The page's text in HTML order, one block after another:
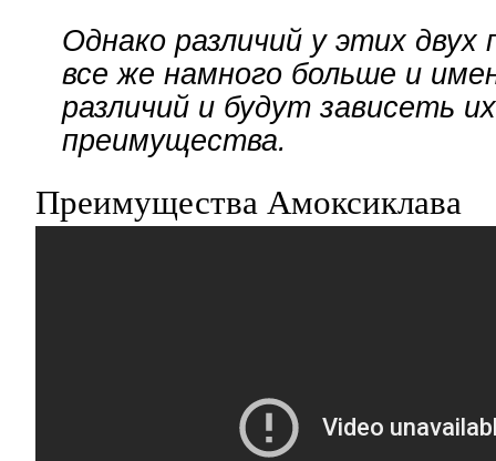
Однако различий у этих двух
все же намного больше и
различий и будут зависеть их
преимущества.
Преимущества Амоксиклава